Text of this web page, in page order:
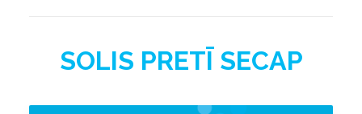
SOLIS PRETĪ SECAP